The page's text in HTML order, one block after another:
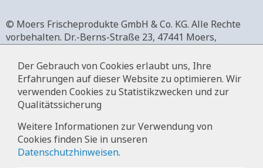
© Moers Frischeprodukte GmbH & Co. KG. Alle Rechte
vorbehalten. Dr.-Berns-Straße 23, 47441 Moers,
+49 2841 911-0,www.moers-frischeprodukte.de
Impressum
Datenschutz
Der Gebrauch von Cookies erlaubt uns, Ihre
Erfahrungen auf dieser Website zu optimieren. Wir
verwenden Cookies zu Statistikzwecken und zur
Qualitätssicherung
Weitere Informationen zur Verwendung von
Cookies finden Sie in unseren
Datenschutzhinweisen.